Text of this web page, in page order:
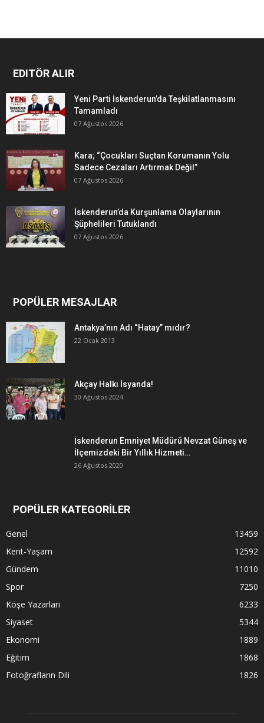
EDITÖR ALIR
Yeni Parti İskenderun’da Teşkilatlanmasını
Tamamladı
07 Ağustos 2026
Kara; “Çocukları Suçtan Korumanın Yolu
Sadece Cezaları Artırmak Değil”
07 Ağustos 2026
İskenderun’da Kurşunlama Olaylarının
Şüphelileri Tutuklandı
07 Ağustos 2026
POPÜLER MESAJLAR
Antakya’nın Adı “Hatay” mıdır?
22 Ocak 2013
Akçay Halkı İsyanda!
30 Ağustos 2024
İskenderun Emniyet Müdürü Nevzat Güneş ve
İlçemizdeki Bir Yıllık Hizmeti…
26 Ağustos 2020
POPÜLER KATEGORİLER
Genel
13459
Kent-Yaşam
12592
Gündem
11010
Spor
7250
Köşe Yazarları
6233
Siyaset
5344
Ekonomi
1889
Eğitim
1868
Fotoğrafların Dili
1826